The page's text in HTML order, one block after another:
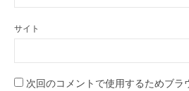
サイト
次回のコメントで使用するためブラ